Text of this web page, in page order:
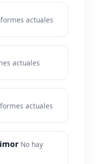
actuales
actuales
actuales
No hay